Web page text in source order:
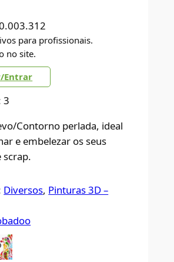
para profissionais.
no site.
Entrar
3
Contorno perlada, ideal
e embelezar os seus
scrap.
Diversos, Pinturas 3D –